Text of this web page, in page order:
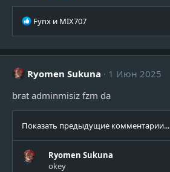
Р
к
и
:
Fynx и MIX707
Ryomen Sukuna
1 Июн 2025
brat adminmisiz fzm da
Показать предыдущие комментарии...
Ryomen Sukuna
okey